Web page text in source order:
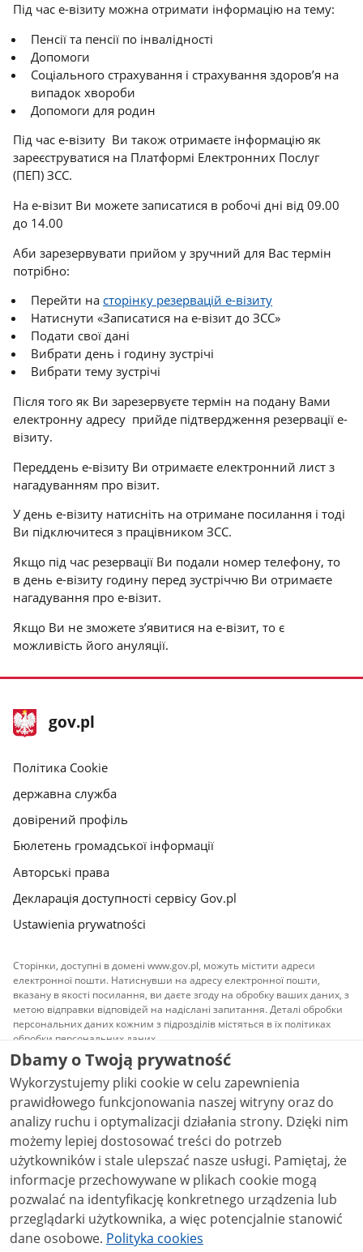
Під час е-візиту можна отримати інформацію на тему:
Пенсії та пенсії по інвалідності
Допомоги
Соціального страхування і страхування здоров’я на
випадок хвороби
Допомоги для родин
Під час е-візиту Ви також отримаєте інформацію як
зареєструватися на Платформі Електронних Послуг
(ПЕП) ЗСС.
На е-візит Ви можете записатися в робочі дні від 09.00
до 14.00
Аби зарезервувати прийом у зручний для Вас термін
потрібно:
Перейти на сторінку резервацій е-візиту
Натиснути «Записатися на е-візит до ЗСС»
Подати свої дані
Вибрати день і годину зустрічі
Вибрати тему зустрічі
Після того як Ви зарезервуєте термін на подану Вами
електронну адресу прийде підтвердження резервації е-
візиту.
Переддень е-візиту Ви отримаєте електронний лист з
нагадуванням про візит.
У день е-візиту натисніть на отримане посилання і тоді
Ви підключитеся з працівником ЗСС.
Якщо під час резервації Ви подали номер телефону, то
в день е-візиту годину перед зустріччю Ви отримаєте
нагадування про е-візит.
Якщо Ви не зможете з’явитися на е-візит, то є
можливість його ануляції.
нижній
колонтитул
Головна
gov.pl
gov.pl
Політика Cookie
державна служба
довірений профіль
Бюлетень громадської інформації
Авторські права
Декларація доступності сервісу Gov.pl
Ustawienia prywatności
Сторінки, доступні в домені www.gov.pl, можуть містити адреси
електронної пошти. Натиснувши на адресу електронної пошти,
вказану в якості посилання, ви даєте згоду на обробку ваших даних, з
метою відправки відповідей на надіслані запитання. Деталі обробки
персональних даних кожним з підрозділів містяться в їх політиках
обробки персональних даних.
Весь контент, що публікується на сайті, доступний
на умовах ліцензії Атрибуція Creative Commons 3.0
PL, якщо не вказано інше.
Dbamy o Twoją prywatność
Wykorzystujemy pliki cookie w celu zapewnienia
prawidłowego funkcjonowania naszej witryny oraz do
analizy ruchu i optymalizacji działania strony. Dzięki nim
możemy lepiej dostosować treści do potrzeb
użytkowników i stale ulepszać nasze usługi. Pamiętaj, że
informacje przechowywane w plikach cookie mogą
pozwalać na identyfikację konkretnego urządzenia lub
przeglądarki użytkownika, a więc potencjalnie stanowić
dane osobowe. Polityka cookies